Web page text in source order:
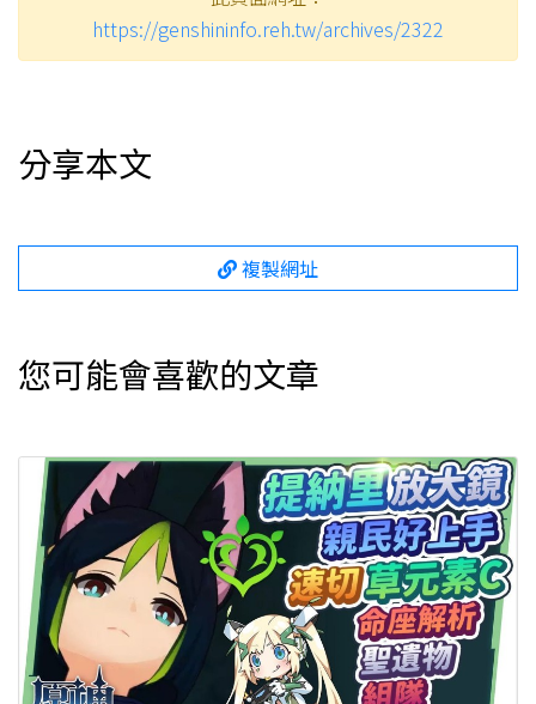
https://genshininfo.reh.tw/archives/2322
分享本文
複製網址
您可能會喜歡的文章